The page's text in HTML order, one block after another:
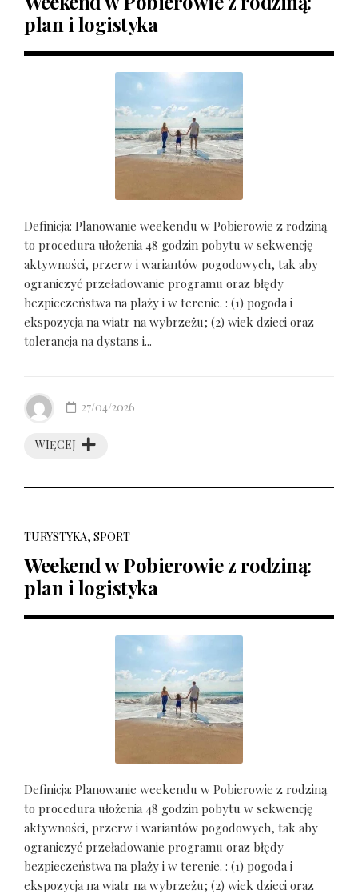
plan i logistyka
Definicja: Planowanie weekendu w Pobierowie z rodziną
to procedura ułożenia 48 godzin pobytu w sekwencję
aktywności, przerw i wariantów pogodowych, tak aby
ograniczyć przeładowanie programu oraz błędy
bezpieczeństwa na plaży i w terenie. : (1) pogoda i
ekspozycja na wiatr na wybrzeżu; (2) wiek dzieci oraz
tolerancja na dystans i...
WIĘCEJ
27/04/2026
TURYSTYKA, SPORT
Weekend w Pobierowie z rodziną:
plan i logistyka
Definicja: Planowanie weekendu w Pobierowie z rodziną
to procedura ułożenia 48 godzin pobytu w sekwencję
aktywności, przerw i wariantów pogodowych, tak aby
ograniczyć przeładowanie programu oraz błędy
bezpieczeństwa na plaży i w terenie. : (1) pogoda i
ekspozycja na wiatr na wybrzeżu; (2) wiek dzieci oraz